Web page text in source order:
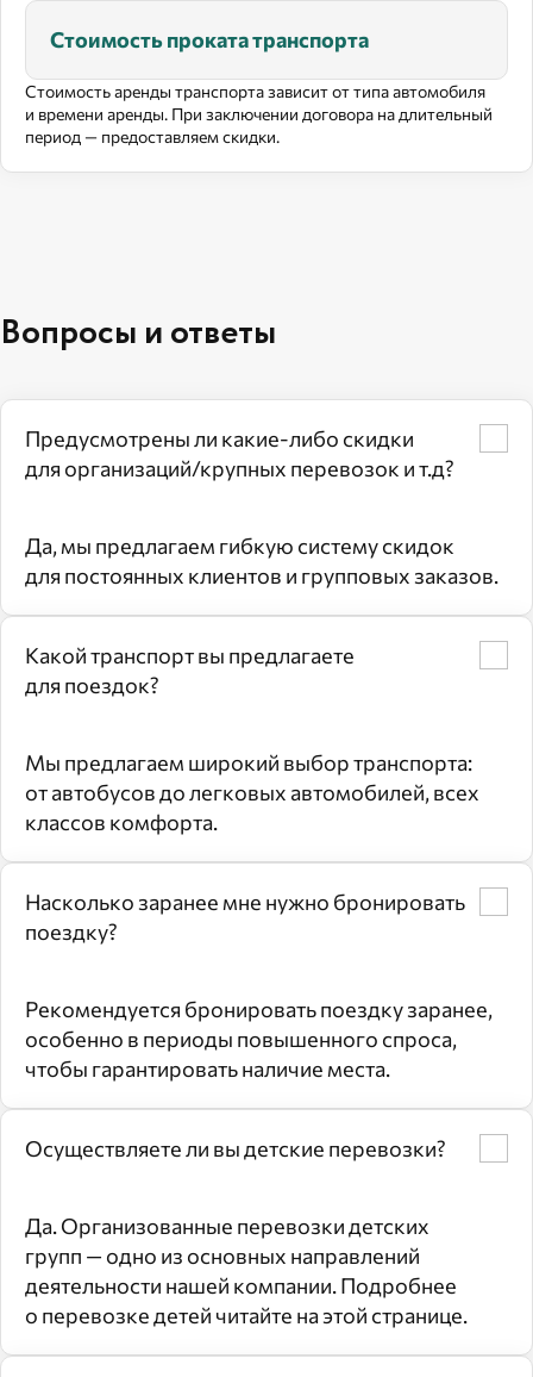
Стоимость проката транспорта
Стоимость аренды транспорта зависит от типа автомобиля
и времени аренды. При заключении договора на длительный
период — предоставляем скидки.
Вопросы и ответы
Предусмотрены ли какие‑либо скидки
для организаций/крупных перевозок и т.д?
Да, мы предлагаем гибкую систему скидок
для постоянных клиентов и групповых заказов.
Какой транспорт вы предлагаете
для поездок?
Мы предлагаем широкий выбор транспорта:
от автобусов до легковых автомобилей, всех
классов комфорта.
Насколько заранее мне нужно бронировать
поездку?
Рекомендуется бронировать поездку заранее,
особенно в периоды повышенного спроса,
чтобы гарантировать наличие места.
Осуществляете ли вы детские перевозки?
Да. Организованные перевозки детских
групп — одно из основных направлений
деятельности нашей компании. Подробнее
о перевозке детей читайте на этой странице.